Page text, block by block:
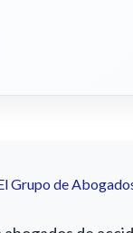
Grupo de